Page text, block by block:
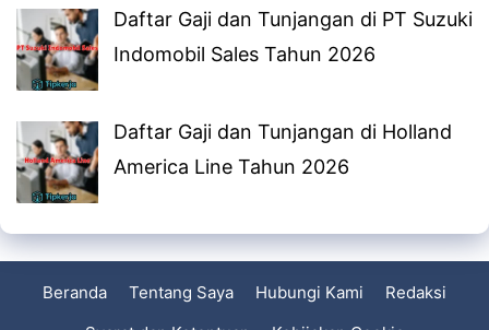
Daftar Gaji dan Tunjangan di PT Suzuki
Indomobil Sales Tahun 2026
Daftar Gaji dan Tunjangan di Holland
America Line Tahun 2026
Beranda Tentang Saya Hubungi Kami
Redaksi